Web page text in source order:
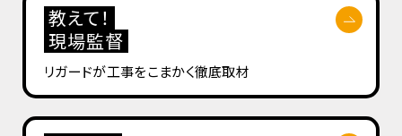
教えて！
現場監督
リガードが工事をこまかく徹底取材